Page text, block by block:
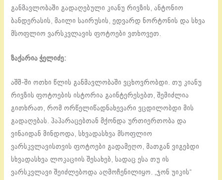
განმავლობაში გადაღებული კიანუ რივზის, ანტონიო
ბანდერასის, მაილი საირუსის, ედვარდ ნორტონის და სხვა
მსოფლიო ვარსკვლავის ფოტოები ვთხოვეთ.
ზაქარია ჭელიძე:
აშშ-ში ოთხი წლის განმავლობაში ვცხოვრობდი. თუ კიანუ
რივზის ფოტოების ისტორია გაინტერესებთ, შემიძლია
გითხრათ, რომ ორწელიწადნახევარი ვცდილობდი მის
გადაღებას. პაპარაცებთან მქონდა ურთიერთობა და
ვინაიდან მინდოდა, სხვადასხვა მსოფლიო
ვარსკვლავისთვის ფოტოები გადამეღო, მათგან ვიგებდი
სხვადასხვა ლოკაციის შესახებ, სადაც ესა თუ ის
ვარსკვლავი შეიძლებოდა აღმოჩენილიყო. „ჯონ უიკის“